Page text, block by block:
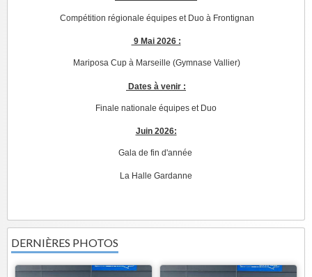
Compétition régionale équipes et Duo à Frontignan
9 Mai 2026 :
Mariposa Cup à Marseille (Gymnase Vallier)
Dates à venir :
Finale nationale équipes et Duo
Juin 2026:
Gala de fin d'année
La Halle Gardanne
DERNIÈRES PHOTOS